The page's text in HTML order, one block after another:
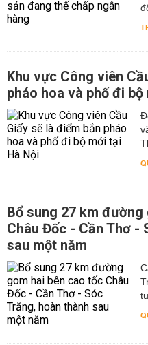
Khu vực Công viên
pháo hoa và phố đi bộ
Bổ sung 27 km
Châu Đốc - Cần Thơ -
sau một năm